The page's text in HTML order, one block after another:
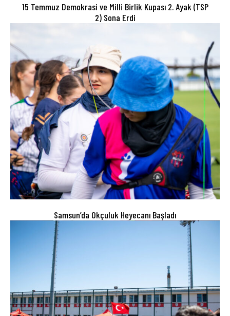
15 Temmuz Demokrasi ve Milli Birlik Kupası 2. Ayak (TSP
2) Sona Erdi
Samsun’da Okçuluk Heyecanı Başladı